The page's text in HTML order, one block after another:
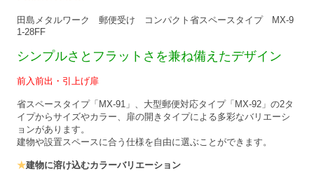
田島メタルワーク 郵便受け コンパクト省スペースタイプ MX-9
1-28FF
シンプルさとフラットさを兼ね備えたデザイン
前入前出・引上げ扉
省スペースタイプ「MX-91」、大型郵便対応タイプ「MX-92」の2タ
イプからサイズやカラー、扉の開きタイプによる多彩なバリエーシ
ョンがあります。
建物や設置スペースに合う仕様を自由に選ぶことができます。
★建物に溶け込むカラーバリエーション